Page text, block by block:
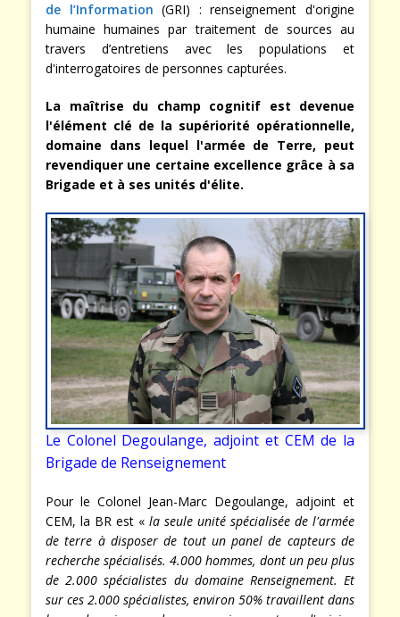
de l’Information (GRI) : renseignement d'origine
humaine humaines par traitement de sources au
travers d’entretiens avec les populations et
d'interrogatoires de personnes capturées.
La maîtrise du champ cognitif est devenue
l'élément clé de la supériorité opérationnelle,
domaine dans lequel l'armée de Terre, peut
revendiquer une certaine excellence grâce à sa
Brigade et à ses unités d'élite.
Le Colonel Degoulange, adjoint et CEM de la
Brigade de Renseignement
Pour le Colonel Jean-Marc Degoulange, adjoint et
CEM, la BR est « la seule unité spécialisée de l'armée
de terre à disposer de tout un panel de capteurs de
recherche spécialisés. 4.000 hommes, dont un peu plus
de 2.000 spécialistes du domaine Renseignement. Et
sur ces 2.000 spécialistes, environ 50% travaillent dans